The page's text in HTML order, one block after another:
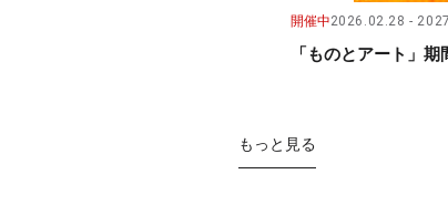
開催中2026.02.28
「ものとアート」
もっと見る